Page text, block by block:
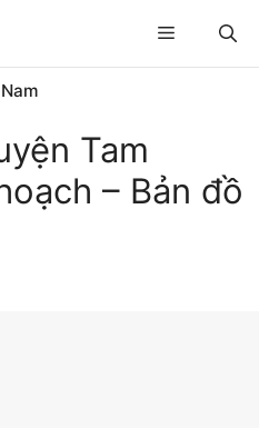
Menu
Tam
– Bản đồ